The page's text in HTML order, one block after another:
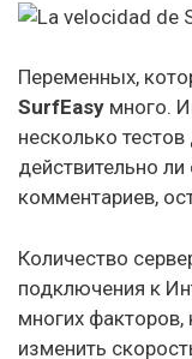
Переменных,
SurfEasy много.
несколько
действительно
комментариев,
Количество
подключения к
многих
изменить